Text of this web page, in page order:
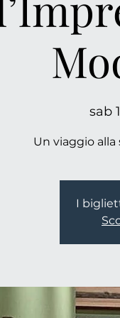
sab
Un viaggio
I